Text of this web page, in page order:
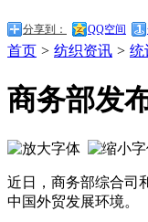
分享到： QQ空间
首页 > 纺织资讯 > 统
商务部发
近日，商务部综合司
中国外贸发展环境。